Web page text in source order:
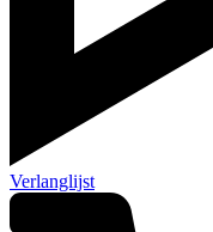
Verlanglijst